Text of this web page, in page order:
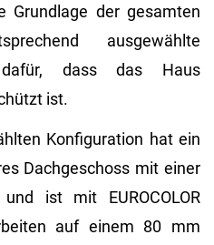
Grundlage der gesamten
ausgewählte
dass das Haus
ist.
Konfiguration hat ein
Dachgeschoss mit einer
ist mit EUROCOLOR
auf einem 80 mm